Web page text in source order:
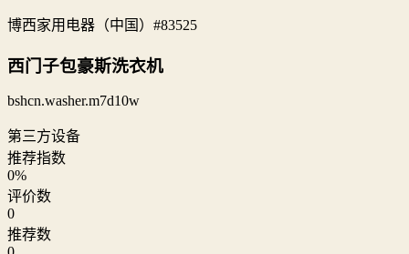
博西家用电器（中国） #83525
西门子包豪斯洗衣机
bshcn.washer.m7d10w
第三方设备
推荐指数
0%
评价数
0
推荐数